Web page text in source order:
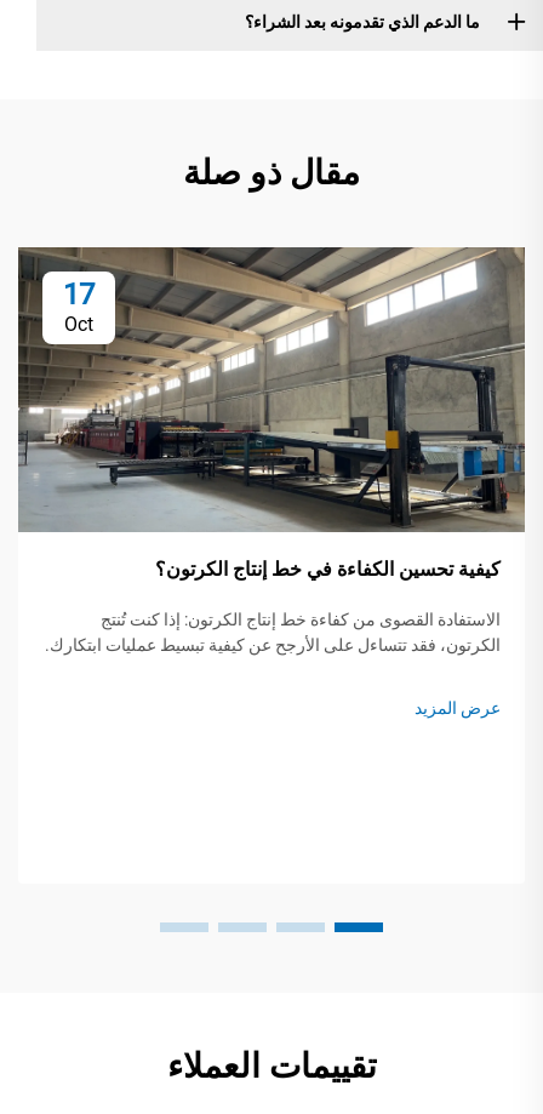
ما الدعم الذي تقدمونه بعد الشراء؟
مقال ذو صلة
17
Oct
كيفية تحسين الكفاءة في خط إنتاج الكرتون؟
الاستفادة القصوى من كفاءة خط إنتاج الكرتون: إذا كنت تُنتج
الكرتون، فقد تتساءل على الأرجح عن كيفية تبسيط عمليات ابتكارك.
عرض المزيد
تقييمات العملاء